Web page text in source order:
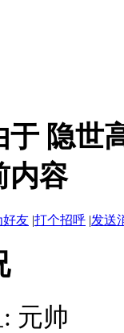
隐世
内容
好友 |打个招呼 |发送
元帅